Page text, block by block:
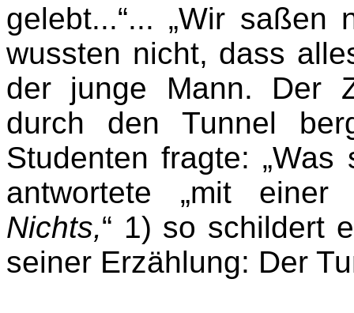
gelebt...“... „Wir
wussten nicht, dass
der junge Mann. Der
durch den Tunnel
Studenten fragte:
antwortete „mit einer
Nichts,“ 1) so schildert
seiner Erzählung: Der